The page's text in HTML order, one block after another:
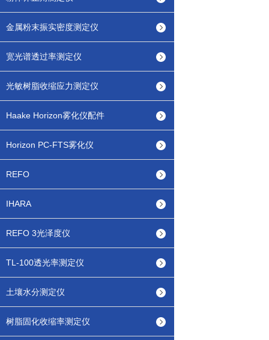
金属粉末振实密度测定仪
宽光谱透过率测定仪
光敏树脂收缩应力测定仪
Haake Horizon雾化仪配件
Horizon PC-FTS雾化仪
REFO
IHARA
REFO 3光泽度仪
TL-100透光率测定仪
土壤水分测定仪
树脂固化收缩率测定仪